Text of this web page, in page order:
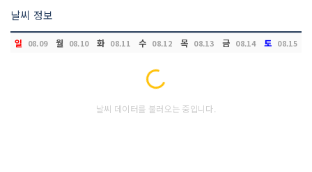
날씨 정보
일 08.09 월 08.10 화 08.11 수 08.12 목 08.13 금 08.14 토 08.15
Loading...
날씨 데이터를 불러오는 중입니다.